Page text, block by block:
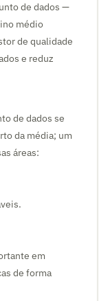
de dados —
médio
de qualidade
e reduz
de dados se
da média; um
áreas:
em
de forma